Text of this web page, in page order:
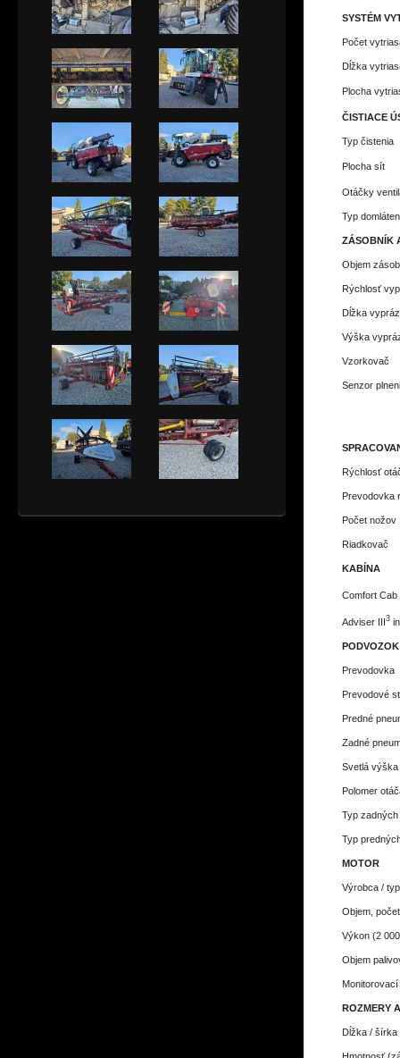
SYSTÉM
Počet
Dĺžka
Plocha
ČISTIACE
Typ čistenia
Plocha sít
Otáčky
Typ
ZÁSOBNÍK
Objem
Rýchlosť
Dĺžka
Výška
Vzorkovač
Senzor
Rýchlosť
Prevodovka
Počet nožov
Riadkovač
KABÍNA
Comfort Cab
Adviser III3
PODVOZOK
Prevodovka
Prevodové
Predné
Zadné
Svetlá výška
Polomer
Typ
Typ
MOTOR
Výrobca / typ
Objem,
Výkon (2
Objem
ROZMERY
Dĺžka / šírka